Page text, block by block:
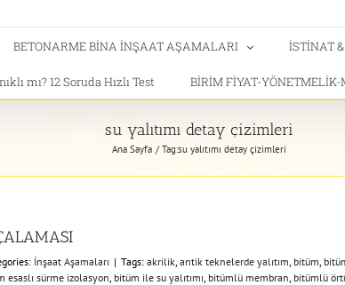
BETONARME BİNA İNŞAAT AŞAMALARI İSTİNAT
mı? 12 Soruda Hızlı Test BİRİM FİYAT-
su yalıtımı detay çizimleri
Ana Sayfa Tag:su yalıtımı detay çizimleri
İnşaat Aşamaları | Tags: akrilik, antik teknelerde yalıtım, bitüm,
esaslı sürme izolasyon, bitüm ile su yalıtımı, bitümlü membran, bitümlü